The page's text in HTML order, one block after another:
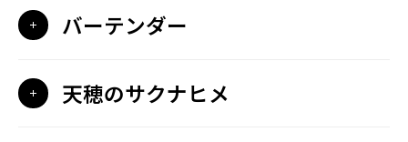
バーテンダー
天穂のサクナヒメ